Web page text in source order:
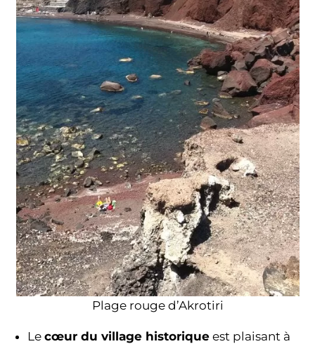
Plage rouge d’Akrotiri
Lecœur du village historique est plaisant à